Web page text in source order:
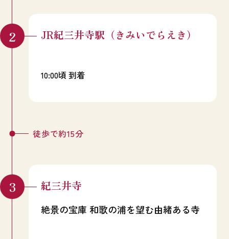
JR紀三井寺駅（きみいでらえき）
10:00頃 到着
徒歩で約15分
紀三井寺
絶景の宝庫 和歌の浦を望む由緒ある寺